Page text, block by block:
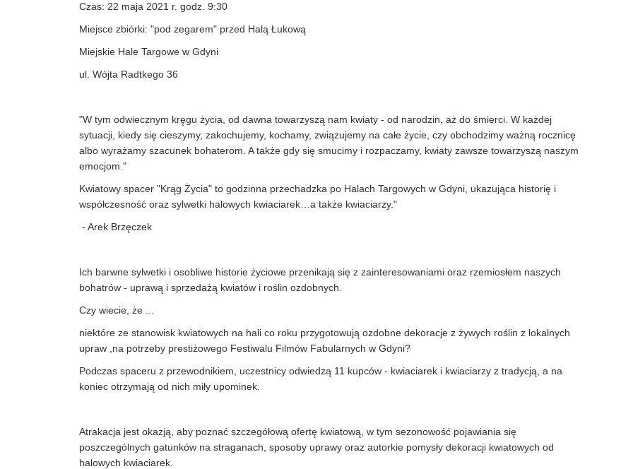
Czas: 22 maja 2021 r. godz. 9:30
Miejsce zbiórki: "pod zegarem" przed Halą Łukową
Miejskie Hale Targowe w Gdyni
ul. Wójta Radtkego 36
"W tym odwiecznym kręgu życia, od dawna towarzyszą nam kwiaty - od narodzin, aż do śmierci. W każdej
sytuacji, kiedy się cieszymy, zakochujemy, kochamy, związujemy na całe życie, czy obchodzimy ważną rocznicę
albo wyrażamy szacunek bohaterom. A także gdy się smucimy i rozpaczamy, kwiaty zawsze towarzyszą naszym
emocjom."
Kwiatowy spacer "Krąg Życia" to godzinna przechadzka po Halach Targowych w Gdyni, ukazująca historię i
współczesność oraz sylwetki halowych kwiaciarek…a także kwiaciarzy."
- Arek Brzęczek
Ich barwne sylwetki i osobliwe historie życiowe przenikają się z zainteresowaniami oraz rzemiosłem naszych
bohatrów - uprawą i sprzedażą kwiatów i roślin ozdobnych.
Czy wiecie, że ...
niektóre ze stanowisk kwiatowych na hali co roku przygotowują ozdobne dekoracje z żywych roślin z lokalnych
upraw ,na potrzeby prestiżowego Festiwalu Filmów Fabularnych w Gdyni?
Podczas spaceru z przewodnikiem, uczestnicy odwiedzą 11 kupców - kwiaciarek i kwiaciarzy z tradycją, a na
koniec otrzymają od nich miły upominek.
Atrakacja jest okazją, aby poznać szczegółową ofertę kwiatową, w tym sezonowość pojawiania się
poszczególnych gatunków na straganach, sposoby uprawy oraz autorkie pomysły dekoracji kwiatowych od
halowych kwiaciarek.